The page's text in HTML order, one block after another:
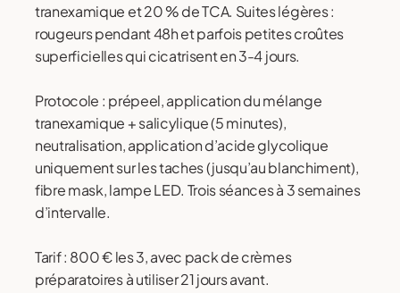
tranexamique et 20 % de TCA. Suites légères :
rougeurs pendant 48h et parfois petites croûtes
superficielles qui cicatrisent en 3-4 jours.
Protocole : prépeel, application du mélange
tranexamique + salicylique (5 minutes),
neutralisation, application d’acide glycolique
uniquement sur les taches (jusqu’au blanchiment),
fibre mask, lampe LED. Trois séances à 3 semaines
d’intervalle.
Tarif : 800 € les 3, avec pack de crèmes
préparatoires à utiliser 21 jours avant.